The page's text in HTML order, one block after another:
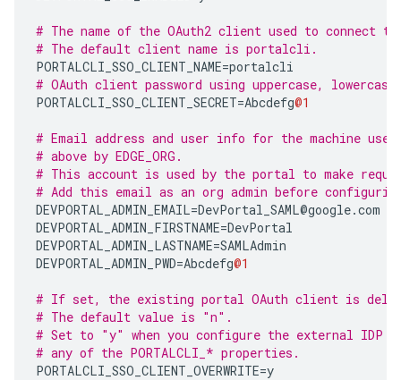
# The name of the OAuth2 client used to connect
# The default client name is portalcli.
PORTALCLI_SSO_CLIENT_NAME=portalcli
# OAuth client password using uppercase,
PORTALCLI_SSO_CLIENT_SECRET=Abcdefg@1
# Email address and user info for the machine
# above by EDGE_ORG.
# This account is used by the portal to make
# Add this email as an org admin before
DEVPORTAL_ADMIN_EMAIL=DevPortal_SAML@google.com
DEVPORTAL_ADMIN_FIRSTNAME=DevPortal
DEVPORTAL_ADMIN_LASTNAME=SAMLAdmin
DEVPORTAL_ADMIN_PWD=Abcdefg@1
# If set, the existing portal OAuth client is
# The default value is "n".
# Set to "y" when you configure the external IDP
# any of the PORTALCLI_* properties.
PORTALCLI_SSO_CLIENT_OVERWRITE=y